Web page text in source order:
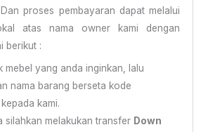
proses pembayaran dapat melalui
atas nama owner kami dengan
berikut :
mebel yang anda inginkan, lalu
nama barang berseta kode
kami.
silahkan melakukan transfer Down